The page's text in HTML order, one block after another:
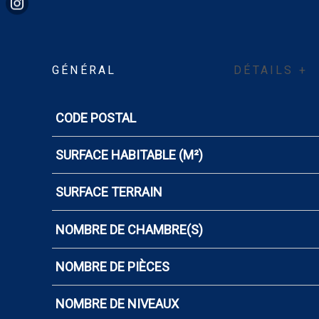
GÉNÉRAL DÉTAILS +
Caractérisque Valeurs
CODE POSTAL
SURFACE HABITABLE (M²)
SURFACE TERRAIN
NOMBRE DE CHAMBRE(S)
NOMBRE DE PIÈCES
NOMBRE DE NIVEAUX